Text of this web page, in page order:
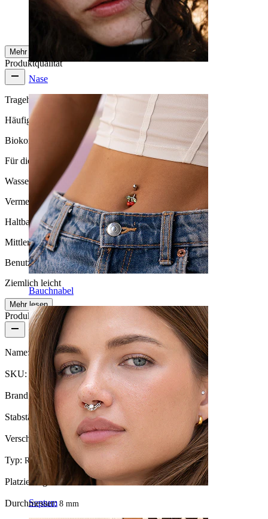
Nase
Bauchnabel
Septum
Halina Verifizierter Kauf
AI-Übersetzung Original anzeigen
Mehr ansehen
Produktqualität
Tragehäufigkeit
Häufiges Tragen
Biokompatibilität
Für die meisten Hauttypen
Wasserbeständigkeit
Vermeide Wasserkontakt
Haltbarkeit
Mittlere Haltbarkeit
Benutzerfreundlichkeit
Ziemlich leicht
Mehr lesen
Produktdetails
Name:Endlosring mit ovalem Stein in mehreren Farben
SKU: Ring-139
Brand:Bodymod Moments
Stabstärke:0,8 mm
Verschlusstyp: Drehen
Typ: Ring
Platzierung: Nasenloch
Durchmesser: 8 mm